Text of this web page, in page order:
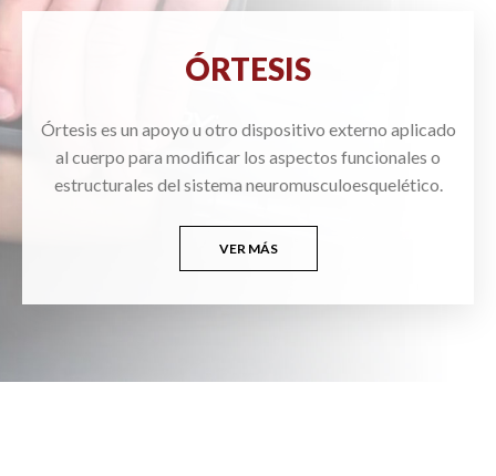
ÓRTESIS
Órtesis es un apoyo u otro dispositivo externo aplicado
al cuerpo para modificar los aspectos funcionales o
estructurales del sistema neuromusculoesquelético.
VER MÁS